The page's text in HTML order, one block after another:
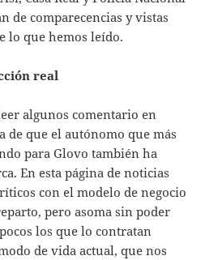
de comparecencias y vistas
lo que hemos leído.
real
algunos comentario en
de que el autónomo que más
para Glovo también ha
En esta página de noticias
con el modelo de negocio
pero asoma sin poder
los que lo contratan
de vida actual, que nos